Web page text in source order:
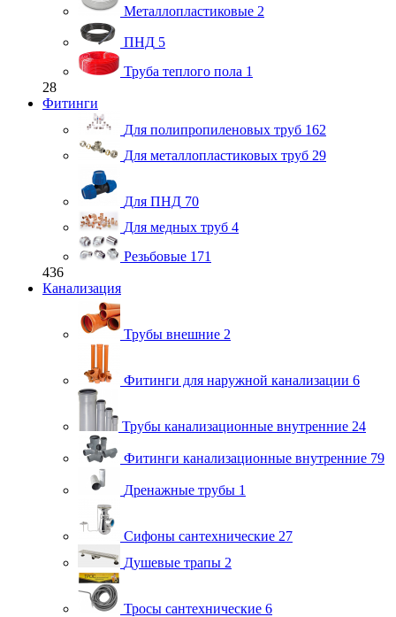
Металлопластиковые 2
ПНД 5
Труба теплого пола 1
28
Фитинги
Для полипропиленовых труб 162
Для металлопластиковых труб 29
Для ПНД 70
Для медных труб 4
Резьбовые 171
436
Канализация
Трубы внешние 2
Фитинги для наружной канализации 6
Трубы канализационные внутренние 24
Фитинги канализационные внутренние 79
Дренажные трубы 1
Сифоны сантехнические 27
Душевые трапы 2
Тросы сантехнические 6